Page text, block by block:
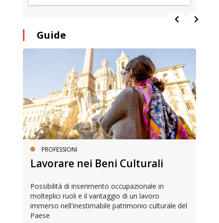
Guide
PROFESSIONI
Lavorare nei Beni Culturali
Possibilità di inserimento occupazionale in
molteplici ruoli e il vantaggio di un lavoro
immerso nell'inestimabile patrimonio culturale del
Paese